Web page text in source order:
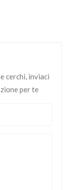
cerchi, inviaci
per te